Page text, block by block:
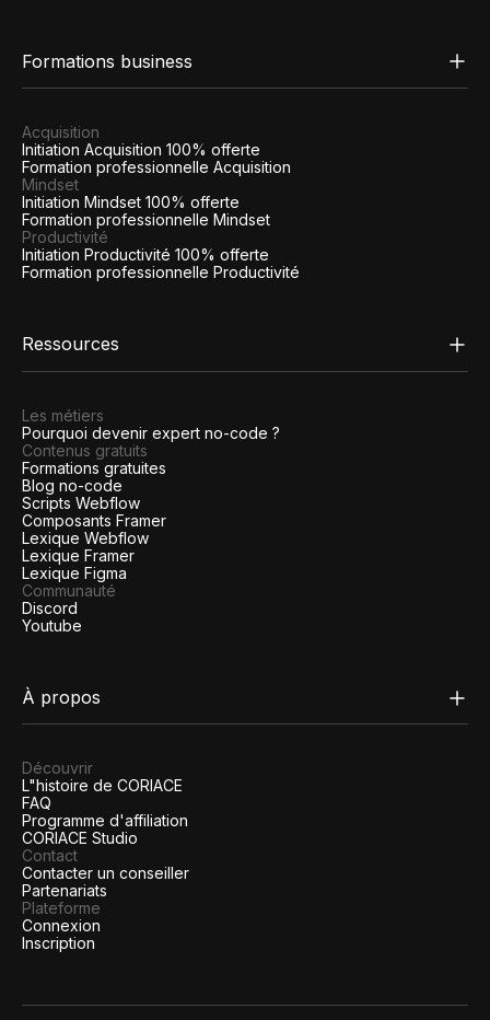
Formations business
Acquisition
Initiation Acquisition 100% offerte
Formation professionnelle Acquisition
Mindset
Initiation Mindset 100% offerte
Formation professionnelle Mindset
Productivité
Initiation Productivité 100% offerte
Formation professionnelle Productivité
Ressources
Les métiers
Pourquoi devenir expert no-code ?
Contenus gratuits
Formations gratuites
Blog no-code
Scripts Webflow
Composants Framer
Lexique Webflow
Lexique Framer
Lexique Figma
Communauté
Discord
Youtube
À propos
Découvrir
L"histoire de CORIACE
FAQ
Programme d'affiliation
CORIACE Studio
Contact
Contacter un conseiller
Partenariats
Plateforme
Connexion
Inscription